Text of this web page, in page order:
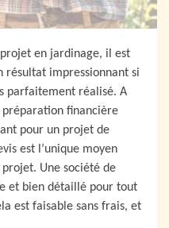
en jardinage, il est
résultat impressionnant si
parfaitement réalisé. A
financière
pour un projet de
est l’unique moyen
Une société de
et bien détaillé pour tout
est faisable sans frais, et